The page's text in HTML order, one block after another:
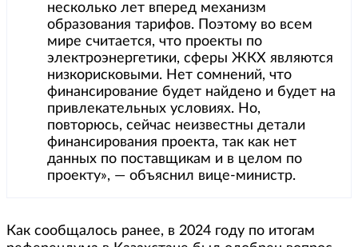
несколько лет вперед механизм
образования тарифов. Поэтому во всем
мире считается, что проекты по
электроэнергетики, сферы ЖКХ являются
низкорисковыми. Нет сомнений, что
финансирование будет найдено и будет на
привлекательных условиях. Но,
повторюсь, сейчас неизвестны детали
финансирования проекта, так как нет
данных по поставщикам и в целом по
проекту», — объяснил вице-министр.
Как сообщалось ранее, в 2024 году по итогам